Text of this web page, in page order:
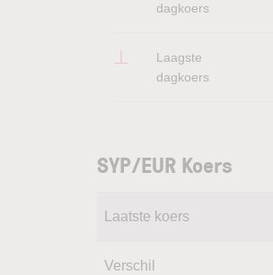
dagkoers
Laagste
dagkoers
SYP/EUR Koers
Laatste koers
Verschil